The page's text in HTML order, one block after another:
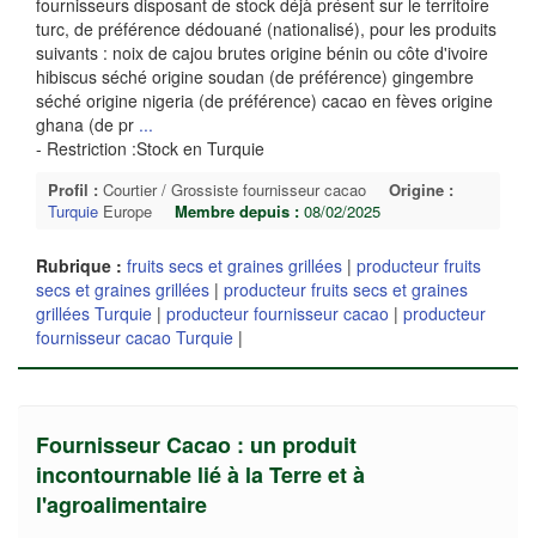
fournisseurs disposant de stock déjà présent sur le territoire
turc, de préférence dédouané (nationalisé), pour les produits
suivants : noix de cajou brutes origine bénin ou côte d'ivoire
hibiscus séché origine soudan (de préférence) gingembre
séché origine nigeria (de préférence) cacao en fèves origine
ghana (de pr ...
- Restriction :Stock en Turquie
Profil : Courtier / Grossiste fournisseur cacao
Origine :
Turquie Europe Membre depuis : 08/02/2025
Rubrique : fruits secs et graines grillées | producteur fruits
secs et graines grillées | producteur fruits secs et graines
grillées Turquie | producteur fournisseur cacao | producteur
fournisseur cacao Turquie |
Fournisseur Cacao : un produit
incontournable lié à la Terre et à
l'agroalimentaire